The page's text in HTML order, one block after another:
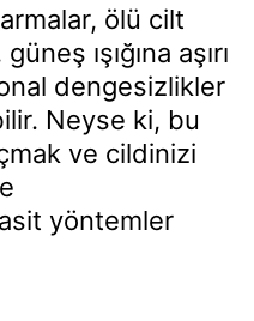
ölü cilt
ışığına aşırı
dengesizlikler
Neyse ki, bu
ve cildinizi
yöntemler